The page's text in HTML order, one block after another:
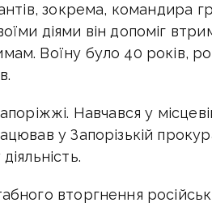
зокрема, командира
діями він допоміг
Воїну було 40 років,
Навчався у
у Запорізькій
вторгнення